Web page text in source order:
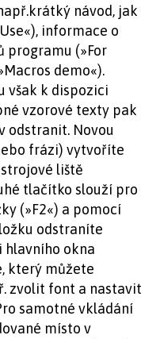
návod, jak
informace o
programu (»For
demo«).
však k dispozici
vzorové texty pak
odstranit. Novou
frázi) vytvoříte
liště
tlačítko slouží pro
(»F2«) a pomocí
odstraníte
hlavního okna
který můžete
zvolit font a nastavit
samotné vkládání
místo v